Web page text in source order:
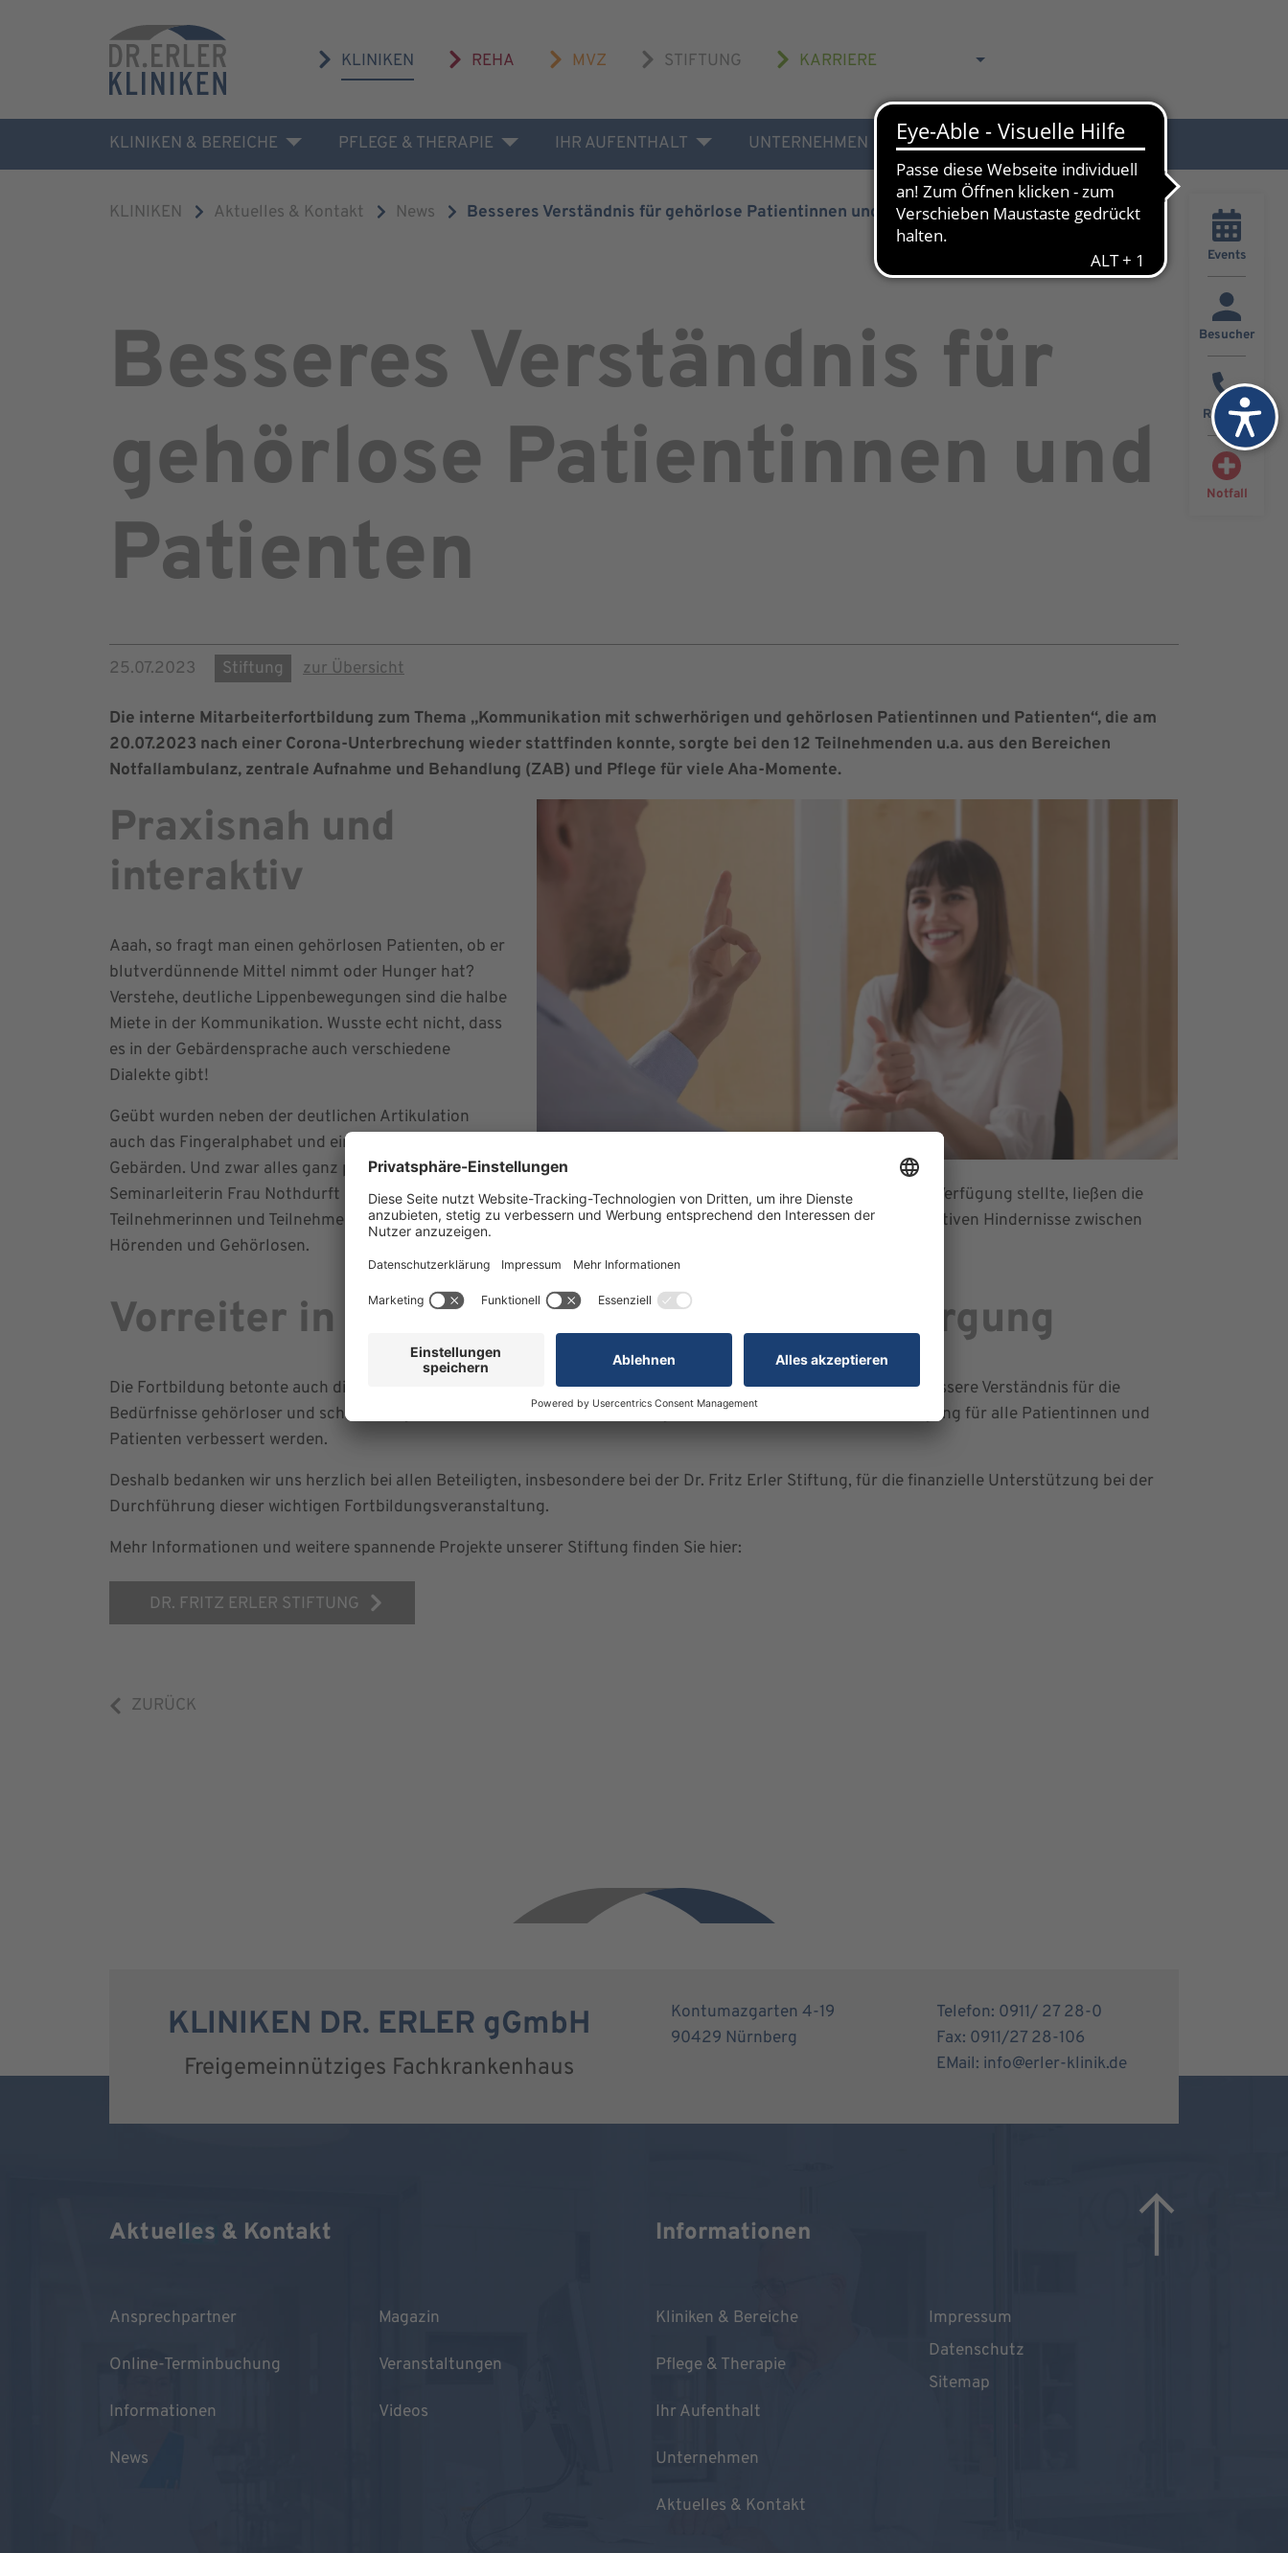
KLINIKEN REHA MVZ STIFTUNG KARRIERE
KLINIKEN & BEREICHE PFLEGE & THERAPIE IHR AUFENTHALT UNTERNEHMEN AKTUELLES & KONTAKT
Events
Besucher
Rückruf
Notfall
KLINIKEN Aktuelles & Kontakt News Besseres Verständnis für gehörlose Patientinnen und Patienten
Besseres Verständnis für
gehörlose Patientinnen und
Patienten
25.07.2023 Stiftung zur Übersicht
Die interne Mitarbeiterfortbildung zum Thema „Kommunikation mit schwerhörigen und gehörlosen Patientinnen und Patienten“, die am
20.07.2023 nach einer Corona-Unterbrechung wieder stattfinden konnte, sorgte bei den 12 Teilnehmenden u.a. aus den Bereichen
Notfallambulanz, zentrale Aufnahme und Behandlung (ZAB) und Pflege für viele Aha-Momente.
Praxisnah und
interaktiv
Aaah, so fragt man einen gehörlosen Patienten, ob er
blutverdünnende Mittel nimmt oder Hunger hat?
Verstehe, deutliche Lippenbewegungen sind die halbe
Miete in der Kommunikation. Wusste echt nicht, dass
es in der Gebärdensprache auch verschiedene
Dialekte gibt!
Geübt wurden neben der deutlichen Artikulation
auch das Fingeralphabet und einfache medizinische
Gebärden. Und zwar alles ganz praxisnah: Sowohl die
Seminarleiterin Frau Nothdurft als auch „Frau Ingrid“, die sich als eine von Geburt an gehörlose „Patientin“ zur Verfügung stellte, ließen die
Teilnehmerinnen und Teilnehmer in manche Gebärden-Falle tappen und erklärten mit viel Humor die kommunikativen Hindernisse zwischen
Hörenden und Gehörlosen.
Vorreiter in der inklusiven Patientenversorgung
Die Fortbildung betonte auch die Bedeutung von Inklusion in den Einrichtungen der Erler-Gruppe. Durch das bessere Verständnis für die
Bedürfnisse gehörloser und schwerhöriger Menschen können Barrieren abgebaut und die medizinische Versorgung für alle Patientinnen und
Patienten verbessert werden.
Deshalb bedanken wir uns herzlich bei allen Beteiligten, insbesondere bei der Dr. Fritz Erler Stiftung, für die finanzielle Unterstützung bei der
Durchführung dieser wichtigen Fortbildungsveranstaltung.
Mehr Informationen und weitere spannende Projekte unserer Stiftung finden Sie hier:
DR. FRITZ ERLER STIFTUNG
ZURÜCK
KLINIKEN DR. ERLER gGmbH
Freigemeinnütziges Fachkrankenhaus
Kontumazgarten 4-19
90429 Nürnberg
Telefon: 0911/ 27 28-0
Fax: 0911/27 28-106
EMail: info@erler-klinik.de
Aktuelles & Kontakt
Ansprechpartner
Online-Terminbuchung
Informationen
News
Magazin
Veranstaltungen
Videos
Informationen
Kliniken & Bereiche
Pflege & Therapie
Ihr Aufenthalt
Unternehmen
Aktuelles & Kontakt
Impressum
Datenschutz
Sitemap